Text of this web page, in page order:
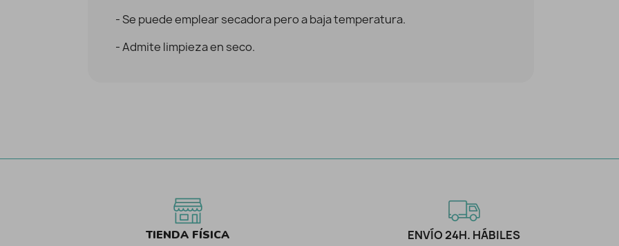
- Se puede emplear secadora pero a baja temperatura.
- Admite limpieza en seco.
TIENDA FÍSICA
ENVÍO 24H. HÁBILES